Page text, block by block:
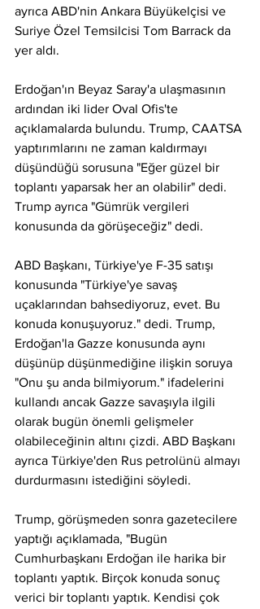
ayrıca ABD'nin Ankara Büyükelçisi ve
Suriye Özel Temsilcisi Tom Barrack da
yer aldı.
Erdoğan'ın Beyaz Saray'a ulaşmasının
ardından iki lider Oval Ofis'te
açıklamalarda bulundu. Trump, CAATSA
yaptırımlarını ne zaman kaldırmayı
düşündüğü sorusuna "Eğer güzel bir
toplantı yaparsak her an olabilir" dedi.
Trump ayrıca "Gümrük vergileri
konusunda da görüşeceğiz" dedi.
ABD Başkanı, Türkiye'ye F-35 satışı
konusunda "Türkiye'ye savaş
uçaklarından bahsediyoruz, evet. Bu
konuda konuşuyoruz." dedi. Trump,
Erdoğan'la Gazze konusunda aynı
düşünüp düşünmediğine ilişkin soruya
"Onu şu anda bilmiyorum." ifadelerini
kullandı ancak Gazze savaşıyla ilgili
olarak bugün önemli gelişmeler
olabileceğinin altını çizdi. ABD Başkanı
ayrıca Türkiye'den Rus petrolünü almayı
durdurmasını istediğini söyledi.
Trump, görüşmeden sonra gazetecilere
yaptığı açıklamada, "Bugün
Cumhurbaşkanı Erdoğan ile harika bir
toplantı yaptık. Birçok konuda sonuç
verici bir toplantı yaptık. Kendisi çok